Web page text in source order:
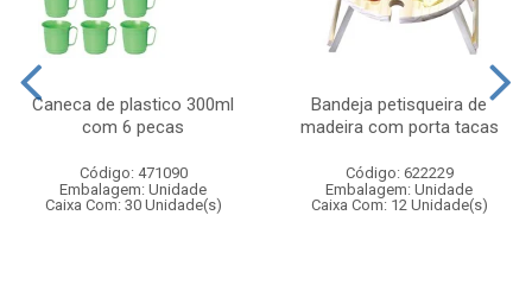
Caneca de plastico 300ml
com 6 pecas
Código: 471090
Embalagem: Unidade
Caixa Com: 30 Unidade(s)
Bandeja petisqueira de
madeira com porta tacas
Código: 622229
Embalagem: Unidade
Caixa Com: 12 Unidade(s)